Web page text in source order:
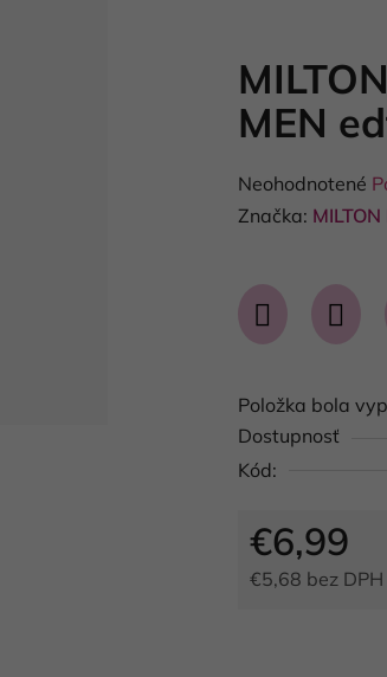
MEN
Priemerné
hodnotenie
0,0
z
hviezdičiek.
Neohodnotené
Značka: MILTON
Položka bola
Dostupnosť
Kód:
€6,99
€5,68 bez DPH